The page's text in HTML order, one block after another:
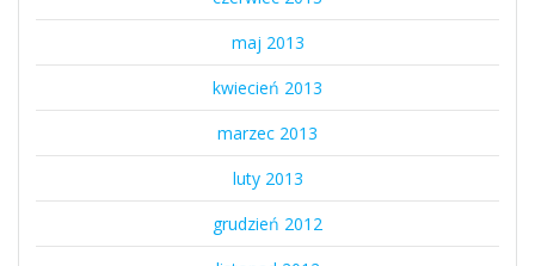
maj 2013
kwiecień 2013
marzec 2013
luty 2013
grudzień 2012